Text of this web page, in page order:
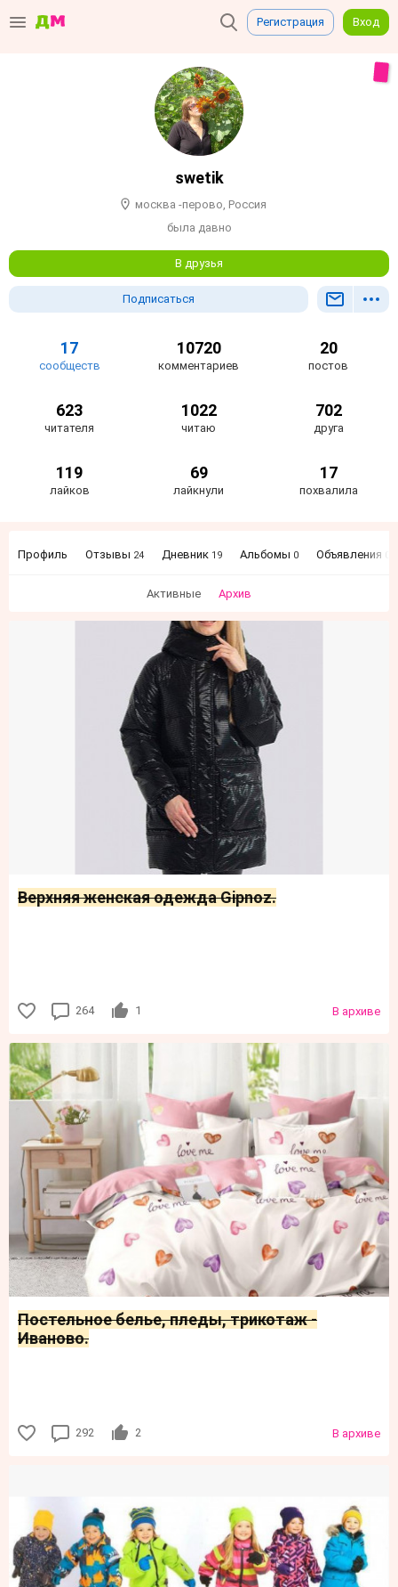
Регистрация Вход
swetik
москва -перово, Россия
была давно
В друзья
Подписаться
17
сообществ
10720
комментариев
20
постов
623
читателя
1022
читаю
702
друга
119
лайков
69
лайкнули
17
похвалила
Профиль Отзывы 24 Дневник 19 Альбомы 0 Объявления
Активные Архив
Верхняя женская одежда Gipnoz.
264 1 В архиве
Постельное белье, пледы, трикотаж ​​-
Иваново.
292 2 В архиве